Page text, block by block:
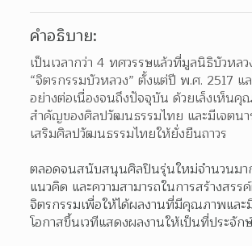
คำอธิบาย:
เป็นเวลากว่า 4 ทศวรรษแล้วที่มูลนิธิบัวหล
“จิตรกรรมบัวหลวง” ตั้งแต่ปี พ.ศ. 2517 แ
อย่างต่อเนื่องจนถึงปัจจุบัน ด้วยเล็งเห็นคุ
สำคัญของศิลปวัฒนธรรมไทย และมีเจตน
เสริมศิลปวัฒนธรรมไทยให้ยั่งยืนถาวร
ตลอดจนสนับสนุนศิลปินรุ่นใหม่จำนวนม
แนวคิด และความสามารถในการสร้างสรร
จิตรกรรมเพื่อให้ได้ผลงานที่มีคุณภาพแล
โอกาสขึ้นเวทีแสดงผลงานให้เป็นที่ประจั